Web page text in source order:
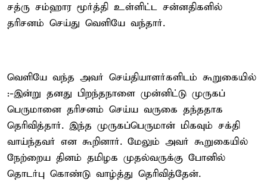
சத்ரு சம்ஹார மூர்த்தி உள்ளிட்ட சன்னதிகளில்
தரிசனம் செய்து வெளியே வந்தார்.
வெளியே வந்த அவர் செய்தியாளர்களிடம் கூறுகையில்
:-இன்று தனது பிறந்தநாளை முன்னிட்டு முருகப்
பெருமானை தரிசனம் செய்ய வருகை தந்ததாக
தெரிவித்தார். இந்த முருகப்பெருமான் மிகவும் சக்தி
வாய்ந்தவர் என கூறினார். மேலும் அவர் கூறுகையில்
நேற்றைய தினம் தமிழக முதல்வருக்கு போனில்
தொடர்பு கொண்டு வாழ்த்து தெரிவித்தேன்.